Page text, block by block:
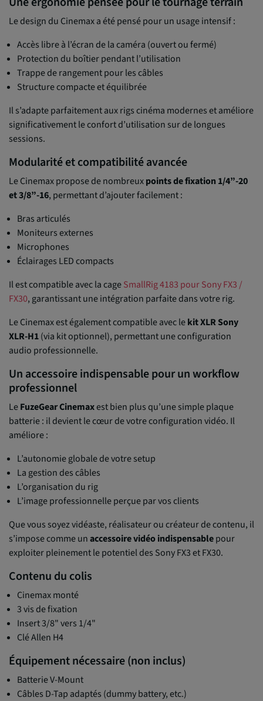
Le design du Cinemax a été pensé pour un usage intensif :
Accès libre à l’écran de la caméra (ouvert ou fermé)
Protection du boîtier pendant l’utilisation
Trappe de rangement pour les câbles
Structure compacte et équilibrée
Il s’adapte parfaitement aux rigs cinéma modernes et améliore
significativement le confort d’utilisation sur de longues
sessions.
Modularité et compatibilité avancée
Le Cinemax propose de nombreuxpoints de fixation 1/4”-20
et 3/8”-16, permettant d’ajouter facilement :
Bras articulés
Moniteurs externes
Microphones
Éclairages LED compacts
Il est compatible avec la cageSmallRig 4183 pour Sony FX3 /
FX30, garantissant une intégration parfaite dans votre rig.
Le Cinemax est également compatible avec lekit XLR Sony
XLR-H1(via kit optionnel), permettant une configuration
audio professionnelle.
Un accessoire indispensable pour un workflow
professionnel
LeFuzeGear Cinemaxest bien plus qu’une simple plaque
batterie : il devient le cœur de votre configuration vidéo. Il
améliore :
L’autonomie globale de votre setup
La gestion des câbles
L’organisation du rig
L’image professionnelle perçue par vos clients
Que vous soyez vidéaste, réalisateur ou créateur de contenu, il
s’impose comme unaccessoire vidéo indispensablepour
exploiter pleinement le potentiel des Sony FX3 et FX30.
Contenu du colis
Cinemax monté
3 vis de fixation
Insert 3/8" vers 1/4"
Clé Allen H4
Équipement nécessaire (non inclus)
Batterie V-Mount
Câbles D-Tap adaptés (dummy battery, etc.)